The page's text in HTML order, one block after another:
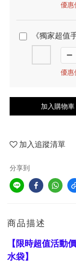
優惠
《獨家超值
優惠
加入購物車
加入追蹤清單
分享到
商品描述
【限時超值活動
水袋】